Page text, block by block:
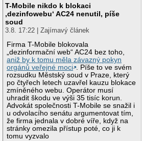
T-Mobile nikdo k blokaci
‚dezinfowebu‘ AC24 nenutil, píše
soud
3.8. 17:22 | Zajímavý článek
Firma T-Mobile blokovala
„dezinformační web“ AC24 bez toho,
aniž by k tomu měla závazný pokyn
orgánů veřejné moci . Píše to ve svém
rozsudku Městský soud v Praze, který
po čtyřech letech uzavřel kauzu blokace
zmíněného webu. Operátor musí
uhradit škodu ve výši 35 tisíc korun.
Advokát společnosti T-Mobile se snažil i
u odvolacího senátu argumentovat tím,
že firma jednala v dobré víře, když na
stránky omezila přístup poté, co ji k
tomu vyzvalo